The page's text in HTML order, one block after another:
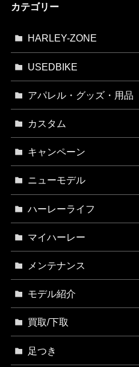
カテゴリー
HARLEY-ZONE
USEDBIKE
アパレル・グッズ・用品
カスタム
キャンペーン
ニューモデル
ハーレーライフ
マイハーレー
メンテナンス
モデル紹介
買取/下取
足つき